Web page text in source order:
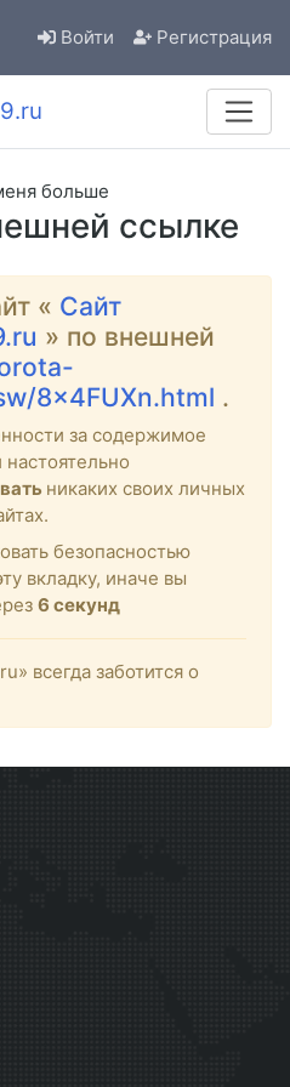
Войти Регистрация
ссылке
больше
« Сайт
» по внешней
8x4FUXn.html .
за содержимое
настоятельно
никаких своих личных
безопасностью
вкладку, иначе вы
6 секунд
всегда заботится о